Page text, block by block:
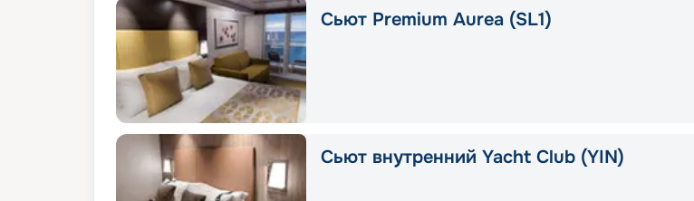
Сьют Premium Aurea (SL1)
Сьют внутренний Yacht Club (YIN)